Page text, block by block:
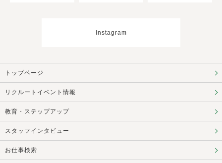
Instagram
トップページ
リクルートイベント情報
教育・ステップアップ
スタッフインタビュー
お仕事検索